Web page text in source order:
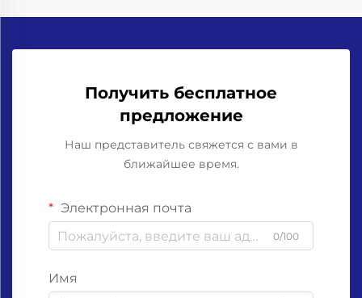
Получить бесплатное
предложение
Наш представитель свяжется с вами в
ближайшее время.
Электронная почта
0/100
Имя